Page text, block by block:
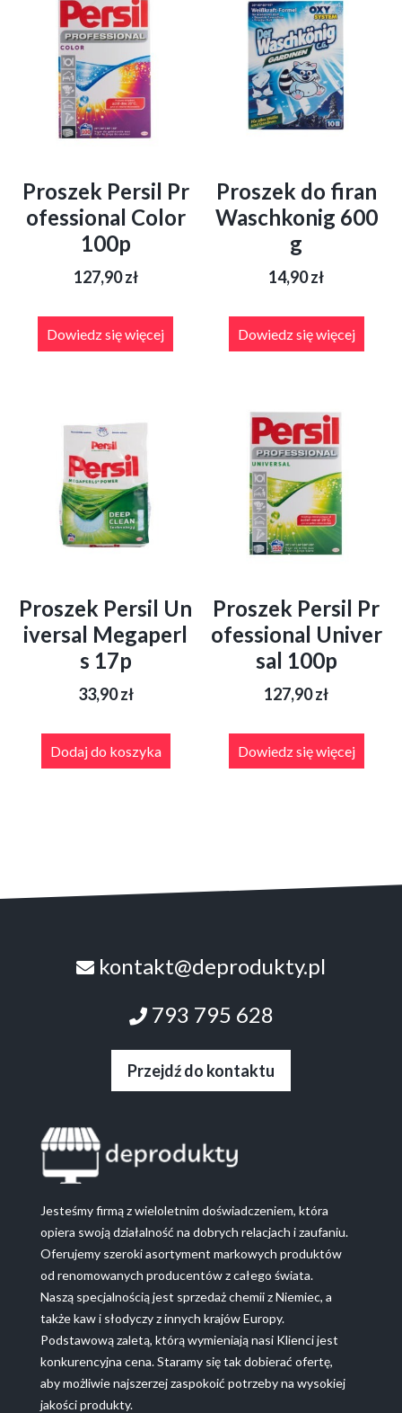
Proszek Persil Pr
ofessional Color
100p
127,90zł
Dowiedz się więcej
Proszek do firan
Waschkonig 600
g
14,90zł
Dowiedz się więcej
Proszek Persil Un
iversal Megaperl
s 17p
33,90zł
Dodaj do koszyka
Proszek Persil Pr
ofessional Univer
sal 100p
127,90zł
Dowiedz się więcej
kontakt@deprodukty.pl
793 795 628
Przejdź do kontaktu
Jesteśmy firmą z wieloletnim doświadczeniem, która
opiera swoją działalność na dobrych relacjach i zaufaniu.
Oferujemy szeroki asortyment markowych produktów
od renomowanych producentów z całego świata.
Naszą specjalnością jest sprzedaż chemii z Niemiec, a
także kaw i słodyczy z innych krajów Europy.
Podstawową zaletą, którą wymieniają nasi Klienci jest
konkurencyjna cena. Staramy się tak dobierać ofertę,
aby możliwie najszerzej zaspokoić potrzeby na wysokiej
jakości produkty.